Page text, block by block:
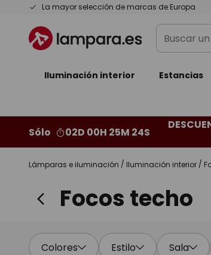
La mayor selección de marcas de Europa
Ir
contenido
Buscar
un
categoría,
Iluminación interior Estancias
Sólo 02D 00H 25M 22S
Lámparas e iluminación Iluminación interior
Focos techo
Colores Estilo Sala